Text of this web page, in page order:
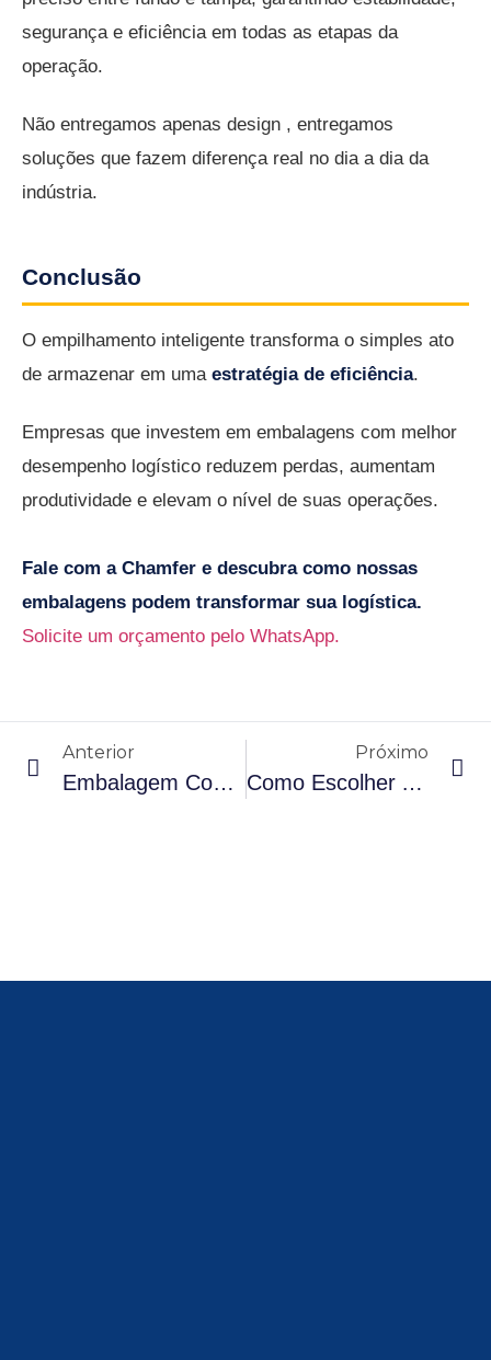
segurança e eficiência em todas as etapas da
operação.
Não entregamos apenas design , entregamos
soluções que fazem diferença real no dia a dia da
indústria.
Conclusão
O empilhamento inteligente transforma o simples ato
de armazenar em uma estratégia de eficiência.
Empresas que investem em embalagens com melhor
desempenho logístico reduzem perdas, aumentam
produtividade e elevam o nível de suas operações.
Fale com a Chamfer e descubra como nossas
embalagens podem transformar sua logística.
Solicite um orçamento pelo WhatsApp.
Anterior
Embalagem Com Lacre Inviolável: Segurança, Vedação E Proteção Na Indústria
Próximo
Como Escolher A Embalagem Plástica Ideal Para Sua Indústria